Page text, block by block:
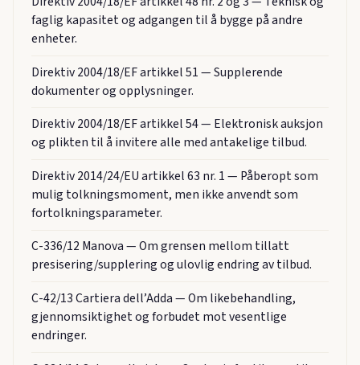
faglig kapasitet og adgangen til å bygge på andre
enheter.
Direktiv 2004/18/EF artikkel 51 — Supplerende
dokumenter og opplysninger.
Direktiv 2004/18/EF artikkel 54 — Elektronisk auksjon
og plikten til å invitere alle med antakelige tilbud.
Direktiv 2014/24/EU artikkel 63 nr. 1 — Påberopt som
mulig tolkningsmoment, men ikke anvendt som
fortolkningsparameter.
C-336/12 Manova — Om grensen mellom tillatt
presisering/supplering og ulovlig endring av tilbud.
C-42/13 Cartiera dell’Adda — Om likebehandling,
gjennomsiktighet og forbudet mot vesentlige
endringer.